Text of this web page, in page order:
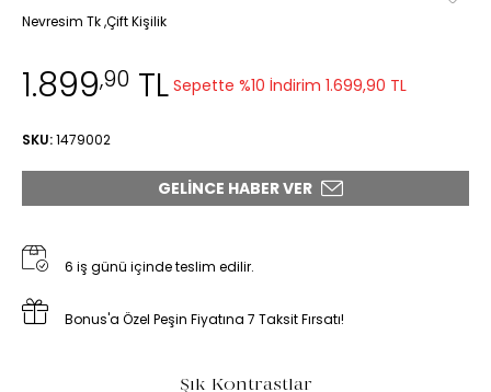
Nevresim Tk ,Çift Kişilik
1.899,90 TL Sepette %10 İndirim 1.699,90 TL
SKU:1479002
GELINCE HABER VER
6 iş günü içinde teslim edilir.
Bonus'a Özel Peşin Fiyatına 7 Taksit Fırsatı!
Şık Kontrastlar